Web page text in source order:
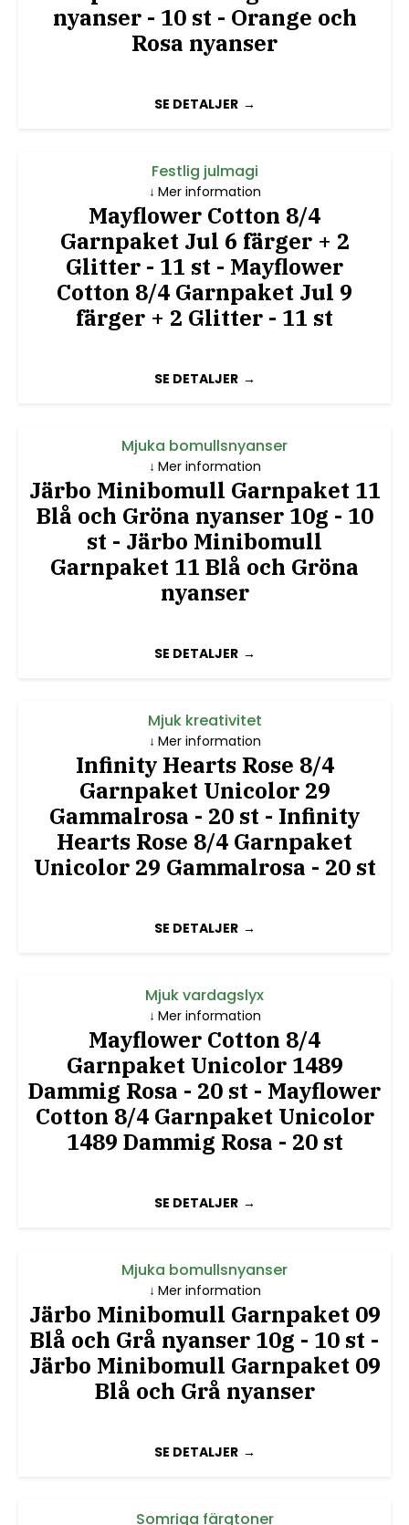
nyanser - 10 st - Orange och
Rosa nyanser
SE DETALJER
Festlig julmagi
Mayflower Cotton 8/4
Garnpaket Jul 6 färger + 2
Glitter - 11 st - Mayflower
Cotton 8/4 Garnpaket Jul 9
färger + 2 Glitter - 11 st
SE DETALJER
Mer information
Mjuka bomullsnyanser
Järbo Minibomull Garnpaket 11
Blå och Gröna nyanser 10g - 10
st - Järbo Minibomull
Garnpaket 11 Blå och Gröna
nyanser
SE DETALJER
Mer information
Mjuk kreativitet
Infinity Hearts Rose 8/4
Garnpaket Unicolor 29
Gammalrosa - 20 st - Infinity
Hearts Rose 8/4 Garnpaket
Unicolor 29 Gammalrosa - 20 st
SE DETALJER
Mer information
Mjuk vardagslyx
Mayflower Cotton 8/4
Garnpaket Unicolor 1489
Dammig Rosa - 20 st - Mayflower
Cotton 8/4 Garnpaket Unicolor
1489 Dammig Rosa - 20 st
SE DETALJER
Mer information
Mjuka bomullsnyanser
Järbo Minibomull Garnpaket 09
Blå och Grå nyanser 10g - 10 st -
Järbo Minibomull Garnpaket 09
Blå och Grå nyanser
SE DETALJER
Mer information
Somriga färgtoner